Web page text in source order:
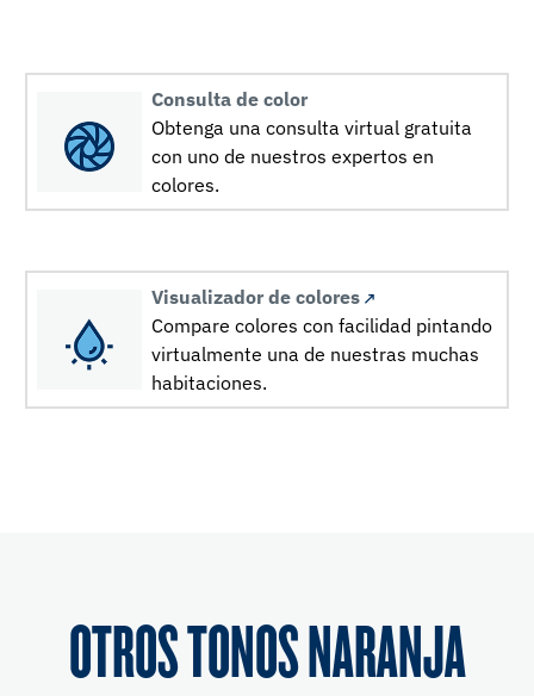
Consulta de color
Obtenga una consulta virtual gratuita
con uno de nuestros expertos en
colores.
Visualizador de colores
Compare colores con facilidad pintando
virtualmente una de nuestras muchas
habitaciones.
OTROS TONOS NARANJA